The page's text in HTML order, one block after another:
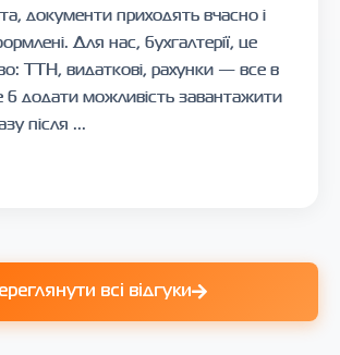
документи приходять вчасно і
Для нас, бухгалтерії, це
ТТН, видаткові, рахунки — все в
додати можливість завантажити
після ...
всі відгуки